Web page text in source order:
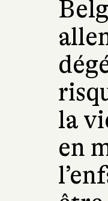
la
en